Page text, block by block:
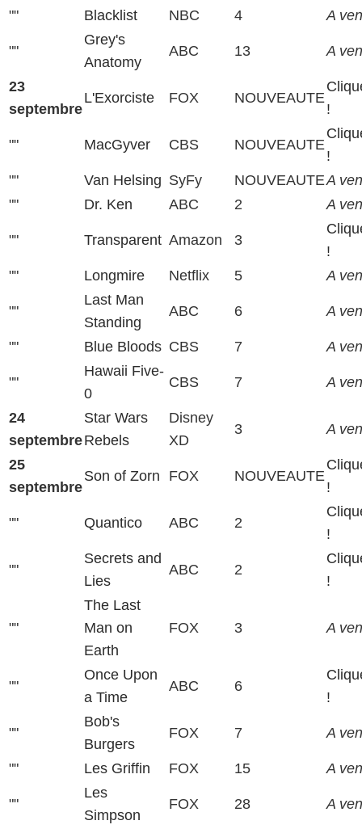
"" Blacklist NBC 4 A
""
Grey's
Anatomy
ABC 13 A
23
septembre
L'Exorciste FOX NOUVEAUTE
!
"" MacGyver CBS NOUVEAUTE
!
""
Van Helsing SyFy NOUVEAUTEA
""
Dr. Ken ABC 2 A
"" Transparent Amazon 3
!
""
Longmire Netflix 5 A
""
Last Man
Standing
ABC 6 A
"" Blue Bloods CBS 7 A
""
Hawaii Five-
0
CBS 7 A
24
septembre
Star Wars
Rebels
Disney
XD
3 A
25
septembre
Son of Zorn FOX NOUVEAUTE
!
"" Quantico ABC 2
!
""
Secrets and
Lies
ABC 2
!
""
The Last
Man on
Earth
FOX 3 A
""
Once Upon
a Time
ABC 6
!
""
Bob's
Burgers
FOX 7 A
"" Les Griffin FOX 15 A
""
Les
Simpson
FOX 28 A